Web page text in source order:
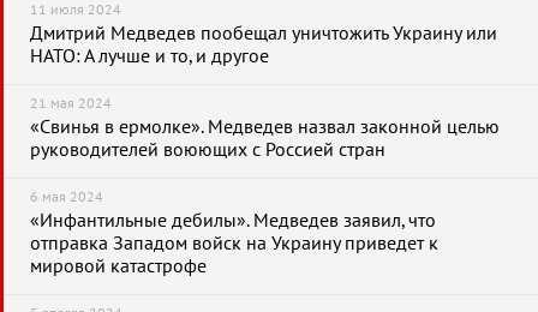
11 июля 2024
Дмитрий Медведев пообещал уничтожить Украину или
НАТО: А лучше и то, и другое
21 мая 2024
«Свинья в ермолке». Медведев назвал законной целью
руководителей воюющих с Россией стран
6 мая 2024
«Инфантильные дебилы». Медведев заявил, что
отправка Западом войск на Украину приведет к
мировой катастрофе